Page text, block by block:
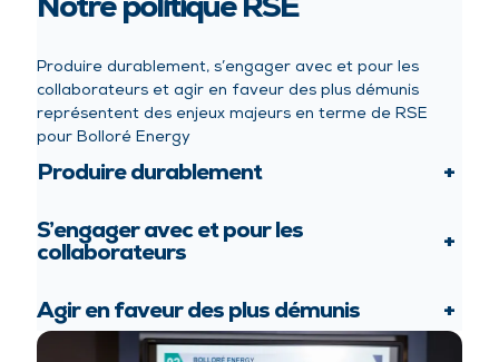
Produire durablement, s’engager avec et pour les
collaborateurs et agir en faveur des plus démunis
représentent des enjeux majeurs en terme de RSE
pour Bolloré Energy
Produire durablement +
S’engager avec et pour les
collaborateurs +
Agir en faveur des plus démunis +